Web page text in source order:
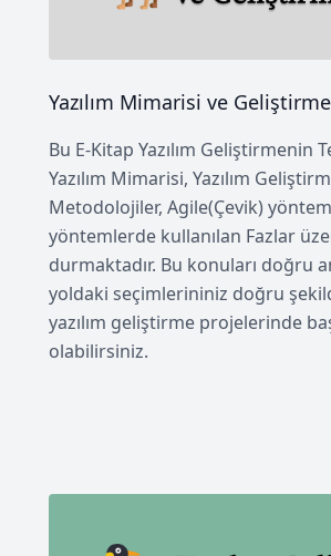
Yazılım Mimarisi ve
Bu E-Kitap Yazılım Geliştirmenin
Yazılım Mimarisi, Yazılım
Metodolojiler, Agile(Çevik)
yöntemlerde kullanılan Fazlar
durmaktadır. Bu konuları doğru
yoldaki seçimlerininiz doğru
yazılım geliştirme projelerinde
olabilirsiniz.